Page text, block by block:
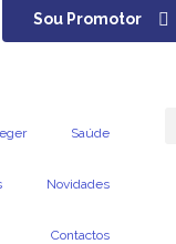
Sou Promotor
Saúde
Novidades
Contactos